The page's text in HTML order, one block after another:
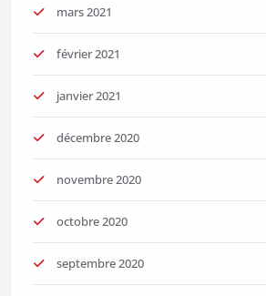
mars 2021
février 2021
janvier 2021
décembre 2020
novembre 2020
octobre 2020
septembre 2020